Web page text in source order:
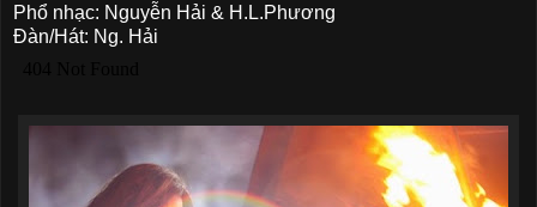
Phổ nhạc: Nguyễn Hải & H.L.Phương
Đàn/Hát: Ng. Hải